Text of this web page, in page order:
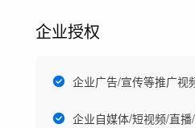
企业授权
企业广告/宣传等推广视
企业自媒体/短视频/直